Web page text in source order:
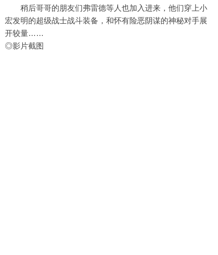
稍后哥哥的朋友们弗雷德等人也加入进来，他们穿上小
宏发明的超级战士战斗装备，和怀有险恶阴谋的神秘对手展
开较量……
◎影片截图